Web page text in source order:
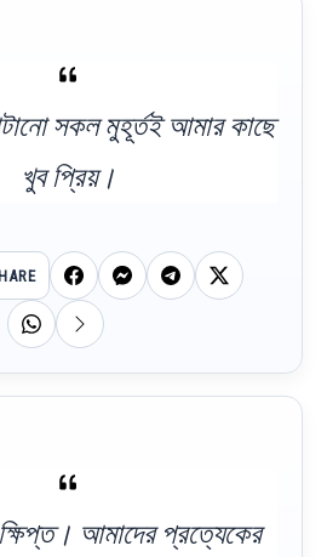
সকল মুহূর্তই আমার কাছে
খুব প্রিয়।
আমাদের প্রত্যেকের